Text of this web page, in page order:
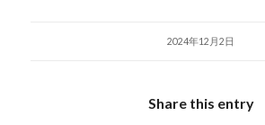
2024年12月2日
Share this entry